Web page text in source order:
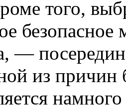
того,
безопасное
—
из причин